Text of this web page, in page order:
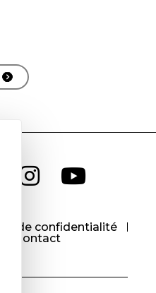
de confidentialité
Contact